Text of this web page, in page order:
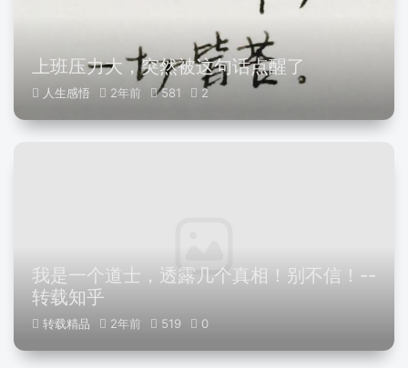
上班压力大，突然被这句话点醒了
人生感悟 2年前 581 2
我是一个道士，透露几个真相！别不信！--
转载知乎
转载精品 2年前 519 0